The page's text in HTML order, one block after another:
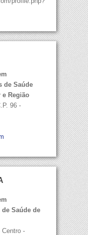
de Saúde
e Região
96 -
Saúde de
-